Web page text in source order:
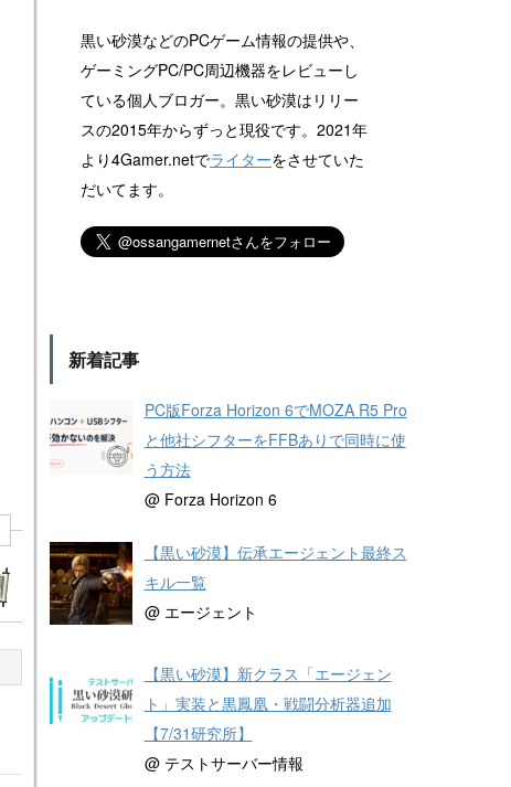
黒い砂漠などのPCゲーム情報の提供や、
ゲーミングPC/PC周辺機器をレビューし
ている個人ブロガー。黒い砂漠はリリー
スの2015年からずっと現役です。2021年
より4Gamer.netでライターをさせていた
だいてます。
新着記事
PC版Forza Horizon 6でMOZA R5 Pro
と他社シフターをFFBありで同時に使
う方法
@ Forza Horizon 6
【黒い砂漠】伝承エージェント最終ス
キル一覧
@ エージェント
【黒い砂漠】新クラス「エージェン
ト」実装と黒鳳凰・戦闘分析器追加
【7/31研究所】
@ テストサーバー情報